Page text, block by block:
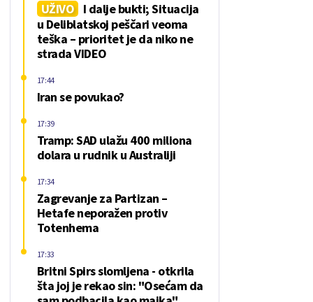
UŽIVO
I dalje bukti; Situacija
u Deliblatskoj peščari veoma
teška – prioritet je da niko ne
strada VIDEO
Iran se povukao?
17:44
Tramp: SAD ulažu 400 miliona
dolara u rudnik u Australiji
17:39
Zagrevanje za Partizan –
Hetafe neporažen protiv
Totenhema
17:34
Britni Spirs slomljena - otkrila
šta joj je rekao sin: "Osećam da
17:33